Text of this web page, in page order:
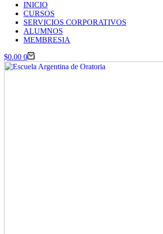
INICIO
CURSOS
SERVICIOS CORPORATIVOS
ALUMNOS
MEMBRESIA
Carro
de
$0.00 0